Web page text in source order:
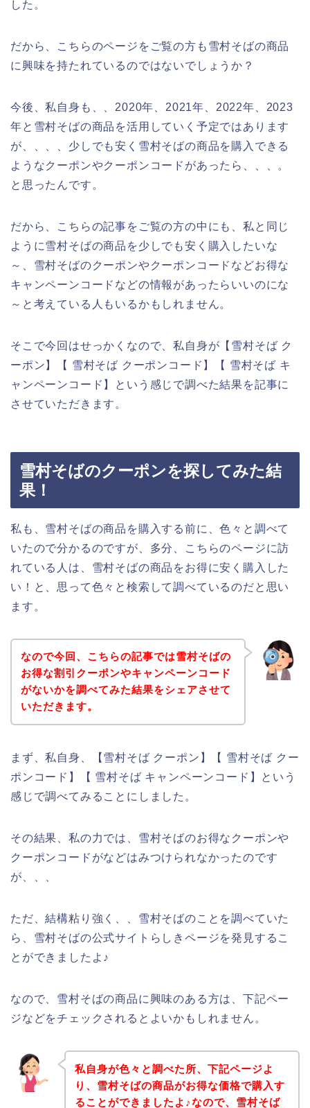
した。
だから、こちらのページをご覧の方も雪村そばの商品
に興味を持たれているのではないでしょうか？
今後、私自身も、、2020年、2021年、2022年、2023
年と雪村そばの商品を活用していく予定ではあります
が、、、、少しでも安く雪村そばの商品を購入できる
ようなクーポンやクーポンコードがあったら、、、。
と思ったんです。
だから、こちらの記事をご覧の方の中にも、私と同じ
ように雪村そばの商品を少しでも安く購入したいな
～、雪村そばのクーポンやクーポンコードなどお得な
キャンペーンコードなどの情報があったらいいのにな
～と考えている人もいるかもしれません。
そこで今回はせっかくなので、私自身が【雪村そば ク
ーポン】【 雪村そば クーポンコード】【 雪村そば キ
ャンペーンコード】という感じで調べた結果を記事に
させていただきます。
雪村そばのクーポンを探してみた結
果！
私も、雪村そばの商品を購入する前に、色々と調べて
いたので分かるのですが、多分、こちらのページに訪
れている人は、雪村そばの商品をお得に安く購入した
い！と、思って色々と検索して調べているのだと思い
ます。
なので今回、こちらの記事では雪村そばの
お得な割引クーポンやキャンペーンコード
がないかを調べてみた結果をシェアさせて
いただきます。
まず、私自身、【雪村そば クーポン】【 雪村そば クー
ポンコード】【 雪村そば キャンペーンコード】という
感じで調べてみることにしました。
その結果、私の力では、雪村そばのお得なクーポンや
クーポンコードがなどはみつけられなかったのです
が、、、
ただ、結構粘り強く、、雪村そばのことを調べていた
ら、雪村そばの公式サイトらしきページを発見するこ
とができましたよ♪
なので、雪村そばの商品に興味のある方は、下記ペー
ジなどをチェックされるとよいかもしれません。
私自身が色々と調べた所、下記ページよ
り、雪村そばの商品がお得な価格で購入す
ることができましたよ♪なので、雪村そば